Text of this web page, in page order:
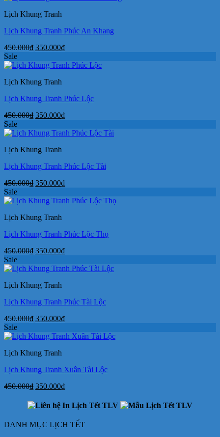
Lịch Khung Tranh
Lịch Khung Tranh Phúc An Khang
450.000₫ Giá
là:
350.000₫Giá
tại
Sale
Lịch Khung Tranh
Lịch Khung Tranh Phúc Lộc
450.000₫ Giá
là:
350.000₫Giá
tại
Sale
Lịch Khung Tranh
Lịch Khung Tranh Phúc Lộc Tài
450.000₫ Giá
là:
350.000₫Giá
tại
Sale
Lịch Khung Tranh
Lịch Khung Tranh Phúc Lộc Thọ
450.000₫ Giá
là:
350.000₫Giá
tại
Sale
Lịch Khung Tranh
Lịch Khung Tranh Phúc Tài Lộc
450.000₫ Giá
là:
350.000₫Giá
tại
Sale
Lịch Khung Tranh
Lịch Khung Tranh Xuân Tài Lộc
450.000₫ Giá
là:
450.000₫.
350.000₫Giá
tại
350.000₫.
DANH MỤC LỊCH TẾT